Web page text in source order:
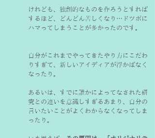
けれども、独創的なものを作ろうとすれば
するほど、どんどん苦しくなり…ドツボに
ハマってしまうことが多かったのです。
自分がこれまでやってきたやり方にこだわ
りすぎて、新しいアイディアが浮かばなく
なったり。
あるいは、すでに誰かによってなされた研
究との違いを意識しすぎるあまり、自分の
言いたいことがよくわからなくなってしま
ったり。